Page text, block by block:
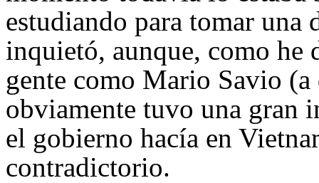
estudiando para tomar una
inquietó, aunque, como he
gente como Mario Savio
obviamente tuvo una gran
el gobierno hacía en
contradictorio.